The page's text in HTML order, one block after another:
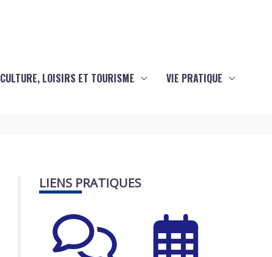
CULTURE, LOISIRS ET TOURISME VIE PRATIQUE
LIENS PRATIQUES